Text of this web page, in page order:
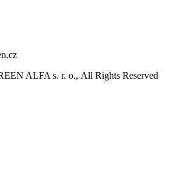
ALFA s. r. o., All Rights Reserved